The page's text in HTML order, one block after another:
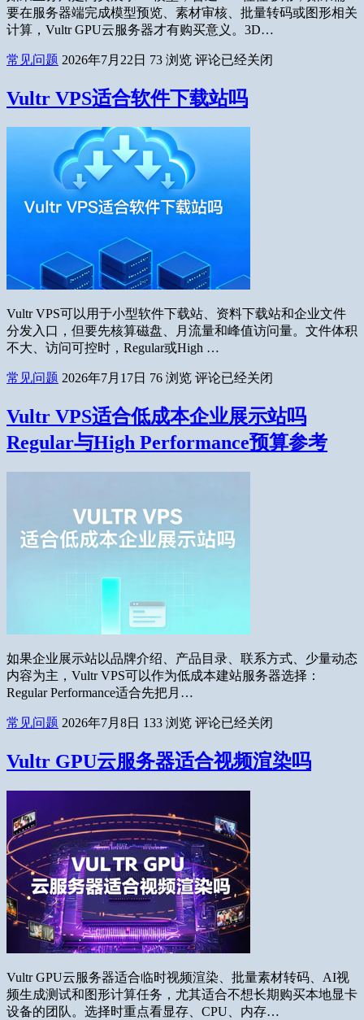
要在服务器端完成模型预览、素材审核、批量转码或图形相关
计算，Vultr GPU云服务器才有购买意义。3D…
常见问题 2026年7月22日 73 浏览 评论已经关闭
Vultr VPS适合软件下载站吗
Vultr VPS可以用于小型软件下载站、资料下载站和企业文件
分发入口，但要先核算磁盘、月流量和峰值访问量。文件体积
不大、访问可控时，Regular或High …
常见问题 2026年7月17日 76 浏览 评论已经关闭
Vultr VPS适合低成本企业展示站吗
Regular与High Performance预算参考
如果企业展示站以品牌介绍、产品目录、联系方式、少量动态
内容为主，Vultr VPS可以作为低成本建站服务器选择：
Regular Performance适合先把月…
常见问题 2026年7月8日 133 浏览 评论已经关闭
Vultr GPU云服务器适合视频渲染吗
Vultr GPU云服务器适合临时视频渲染、批量素材转码、AI视
频生成测试和图形计算任务，尤其适合不想长期购买本地显卡
设备的团队。选择时重点看显存、CPU、内存…